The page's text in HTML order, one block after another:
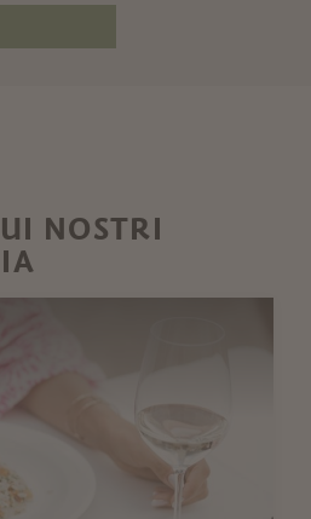
NOSTRI